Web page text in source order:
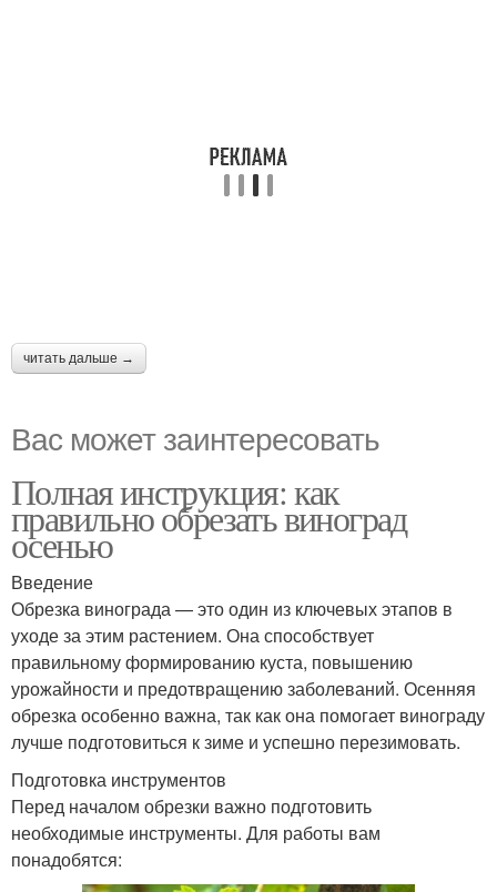
читать дальше →
Вас может заинтересовать
Полная инструкция: как
правильно обрезать виноград
осенью
Введение
Обрезка винограда — это один из ключевых этапов в
уходе за этим растением. Она способствует
правильному формированию куста, повышению
урожайности и предотвращению заболеваний. Осенняя
обрезка особенно важна, так как она помогает винограду
лучше подготовиться к зиме и успешно перезимовать.
Подготовка инструментов
Перед началом обрезки важно подготовить
необходимые инструменты. Для работы вам
понадобятся: